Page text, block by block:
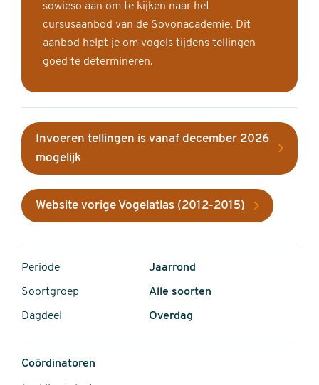
sowieso aan om te kijken naar het
cursusaanbod van de Sovonacademie. Dit
aanbod helpt je om vogels tijdens tellingen
goed te determineren.
Invoeren tellingen is vanaf december 2026
mogelijk
Website vorige Vogelatlas (2012-2015)
Periode Jaarrond
Soortgroep Alle soorten
Dagdeel Overdag
Coördinatoren